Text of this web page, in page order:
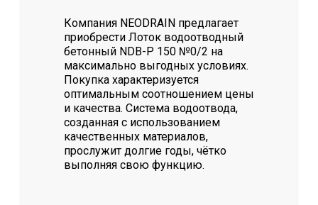
Компания NEODRAIN предлагает
приобрести Лоток водоотводный
бетонный NDB-P 150 №0/2 на
максимально выгодных условиях.
Покупка характеризуется
оптимальным соотношением цены
и качества. Система водоотвода,
созданная с использованием
качественных материалов,
прослужит долгие годы, чётко
выполняя свою функцию.